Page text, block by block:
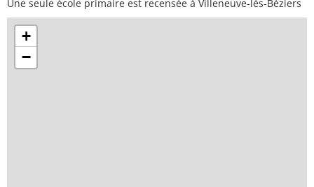
Une seule école primaire est recensée à Villeneuve-lès-Béziers
+
−